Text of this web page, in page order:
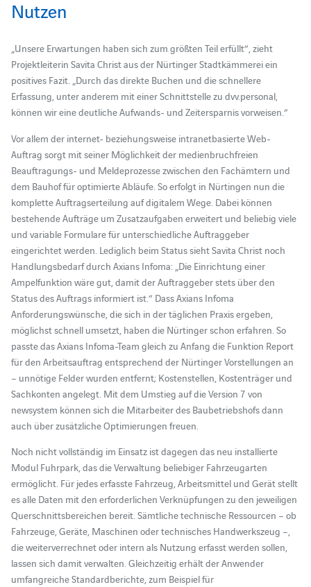
Nutzen
„Unsere Erwartungen haben sich zum größten Teil erfüllt“, zieht
Projektleiterin Savita Christ aus der Nürtinger Stadtkämmerei ein
positives Fazit. „Durch das direkte Buchen und die schnellere
Erfassung, unter anderem mit einer Schnittstelle zu dvv.personal,
können wir eine deutliche Aufwands- und Zeitersparnis vorweisen.“
Vor allem der internet- beziehungsweise intranetbasierte Web-
Auftrag sorgt mit seiner Möglichkeit der medienbruchfreien
Beauftragungs- und Meldeprozesse zwischen den Fachämtern und
dem Bauhof für optimierte Abläufe. So erfolgt in Nürtingen nun die
komplette Auftragserteilung auf digitalem Wege. Dabei können
bestehende Aufträge um Zusatzaufgaben erweitert und beliebig viele
und variable Formulare für unterschiedliche Auftraggeber
eingerichtet werden. Lediglich beim Status sieht Savita Christ noch
Handlungsbedarf durch Axians Infoma: „Die Einrichtung einer
Ampelfunktion wäre gut, damit der Auftraggeber stets über den
Status des Auftrags informiert ist.“ Dass Axians Infoma
Anforderungswünsche, die sich in der täglichen Praxis ergeben,
möglichst schnell umsetzt, haben die Nürtinger schon erfahren. So
passte das Axians Infoma-Team gleich zu Anfang die Funktion Report
für den Arbeitsauftrag entsprechend der Nürtinger Vorstellungen an
– unnötige Felder wurden entfernt; Kostenstellen, Kostenträger und
Sachkonten angelegt. Mit dem Umstieg auf die Version 7 von
newsystem können sich die Mitarbeiter des Baubetriebshofs dann
auch über zusätzliche Optimierungen freuen.
Noch nicht vollständig im Einsatz ist dagegen das neu installierte
Modul Fuhrpark, das die Verwaltung beliebiger Fahrzeugarten
ermöglicht. Für jedes erfasste Fahrzeug, Arbeitsmittel und Gerät stellt
es alle Daten mit den erforderlichen Verknüpfungen zu den jeweiligen
Querschnittsbereichen bereit. Sämtliche technische Ressourcen – ob
Fahrzeuge, Geräte, Maschinen oder technisches Handwerkszeug –,
die weiterverrechnet oder intern als Nutzung erfasst werden sollen,
lassen sich damit verwalten. Gleichzeitig erhält der Anwender
umfangreiche Standardberichte, zum Beispiel für